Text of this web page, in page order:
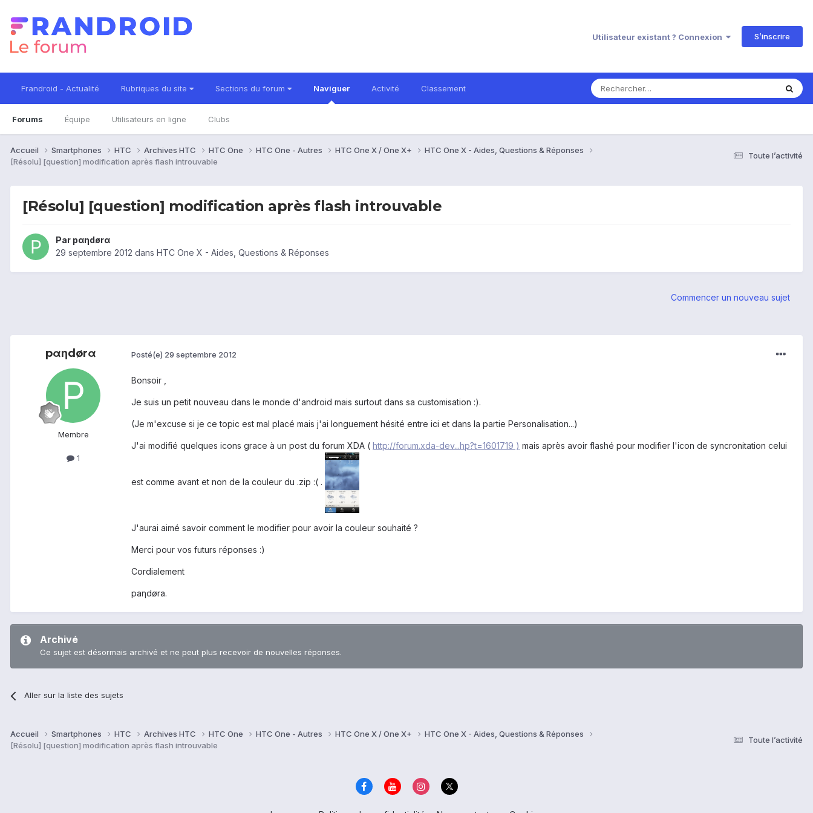
Utilisateur existant ? Connexion S’inscrire
Frandroid - Actualité Rubriques du site Sections du forum Naviguer
Forums Équipe Utilisateurs en ligne Clubs
Activité Classement
Toute l’activité
Accueil Smartphones HTC Archives HTC HTC One HTC One - Autres HTC One X / One X+
HTC One X - Aides, Questions & Réponses
[Résolu] [question] modification après flash introuvable
[Résolu] [question] modification après flash introuvable
Par pαηdørα
29 septembre 2012 dans HTC One X - Aides, Questions & Réponses
Commencer un nouveau sujet
pαηdørα
Membre
1
Posté(e) 29 septembre 2012
Bonsoir ,
Je suis un petit nouveau dans le monde d'android mais surtout dans sa customisation :).
(Je m'excuse si je ce topic est mal placé mais j'ai longuement hésité entre ici et dans la partie Personalisation...)
J'ai modifié quelques icons grace à un post du forum XDA ( http://forum.xda-dev...hp?t=1601719 ) mais après avoir flashé pour modifier l'icon de syncronitation celui
est comme avant et non de la couleur du .zip :( .
J'aurai aimé savoir comment le modifier pour avoir la couleur souhaité ?
Merci pour vos futurs réponses :)
Cordialement
paηdøra.
Archivé
Ce sujet est désormais archivé et ne peut plus recevoir de nouvelles réponses.
Aller sur la liste des sujets
Toute l’activité
Accueil Smartphones HTC Archives HTC HTC One HTC One - Autres HTC One X / One X+
HTC One X - Aides, Questions & Réponses
[Résolu] [question] modification après flash introuvable